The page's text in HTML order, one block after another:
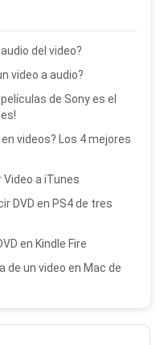
del video?
video a audio?
de Sony es el
videos? Los 4 mejores
Video a iTunes
DVD en PS4 de tres
en Kindle Fire
de un video en Mac de